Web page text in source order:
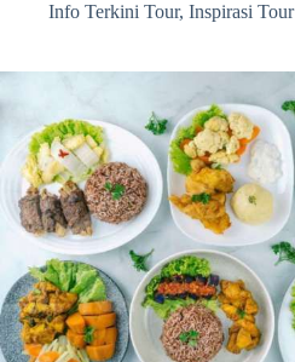
Info Terkini Tour, Inspirasi Tour